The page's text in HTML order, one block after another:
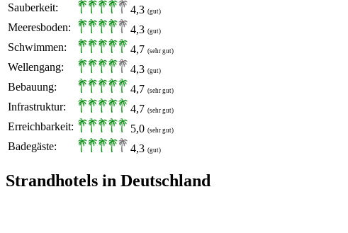
Sauberkeit: 4,3 (gut)
Meeresboden: 4,3 (gut)
Schwimmen: 4,7 (sehr gut)
Wellengang: 4,3 (gut)
Bebauung: 4,7 (sehr gut)
Infrastruktur: 4,7 (sehr gut)
Erreichbarkeit: 5,0 (sehr gut)
Badegäste: 4,3 (gut)
Strandhotels in Deutschland